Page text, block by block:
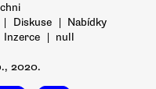
| Diskuse | Nabídky
Inzerce | null
2020.